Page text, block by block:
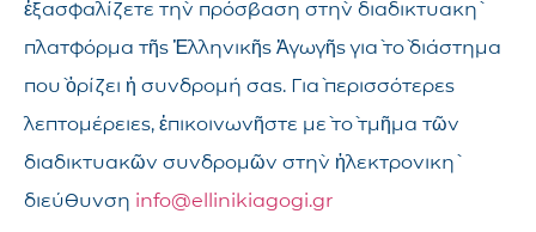
ἐξασφαλίζετε τὴν πρόσβαση στὴν διαδικτυακὴ
πλατφόρμα τῆς Ἑλληνικῆς Ἀγωγῆς γιὰ τὸ διάστημα
ποὺ ὁρίζει ἡ συνδρομή σας. Γιὰ περισσότερες
λεπτομέρειες, ἐπικοινωνῆστε μὲ τὸ τμῆμα τῶν
διαδικτυακῶν συνδρομῶν στὴν ἠλεκτρονικὴ
διεύθυνση info@ellinikiagogi.gr